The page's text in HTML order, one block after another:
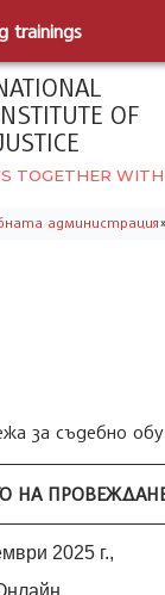
trainings
OF
TOGETHER WITH
администрация»
за съдебно
НА
2025 г.,